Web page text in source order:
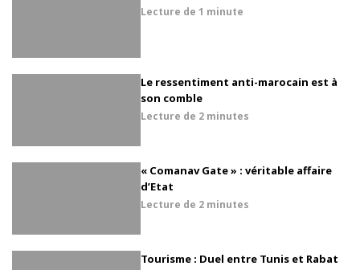
Lecture de 1 minute
Le ressentiment anti-marocain est à
son comble
Lecture de 2 minutes
« Comanav Gate » : véritable affaire
d’Etat
Lecture de 2 minutes
Tourisme : Duel entre Tunis et Rabat